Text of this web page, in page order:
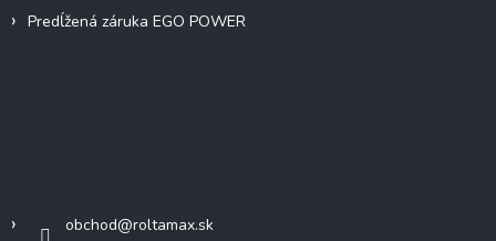
Predĺžená záruka EGO POWER
obchod@roltamax.sk